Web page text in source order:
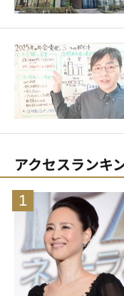
アクセスランキ